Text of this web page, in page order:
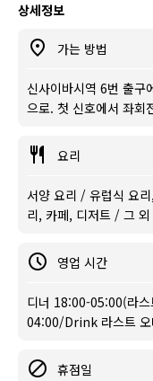
상세정보
가는 방법
신사이바시역 6번 출구
으로. 첫 신호에서 좌회
요리
서양 요리 / 유럽식 요
리, 카페, 디저트 / 그
영업 시간
디너 18:00-05:00(라
04:00/Drink 라스트
휴점일